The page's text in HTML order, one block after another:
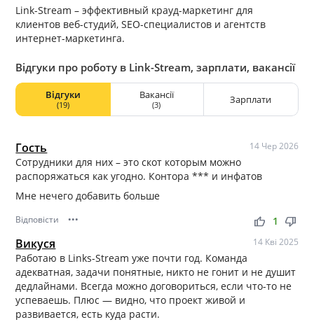
Link-Stream – эффективный крауд-маркетинг для
клиентов веб-студий, SEO-специалистов и агентств
интернет-маркетинга.
Відгуки про роботу в Link-Stream, зарплати, вакансії
Відгуки
(19)
Вакансії
(3) Зарплати
Гость 14 Чер 2026
Сотрудники для них – это скот которым можно
распоряжаться как угодно. Контора *** и инфатов
Мне нечего добавить больше
Відповісти ••• thumb_up thumb_down
1
Викуся 14 Кві 2025
Работаю в Links-Stream уже почти год. Команда
адекватная, задачи понятные, никто не гонит и не душит
дедлайнами. Всегда можно договориться, если что-то не
успеваешь. Плюс — видно, что проект живой и
развивается, есть куда расти.